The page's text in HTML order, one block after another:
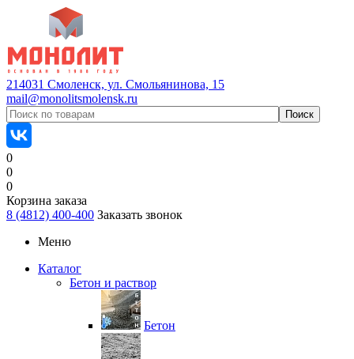
214031 Смоленск, ул. Смольянинова, 15
mail@monolitsmolensk.ru
0
0
0
Корзина заказа
8 (4812) 400-400 Заказать звонок
Меню
Каталог
Бетон и раствор
Бетон